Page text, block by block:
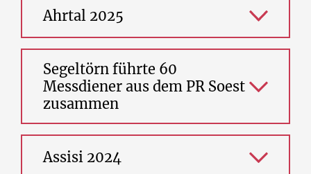
Ahrtal 2025
Segeltörn führte 60
Messdiener aus dem PR Soest
zusammen
Assisi 2024